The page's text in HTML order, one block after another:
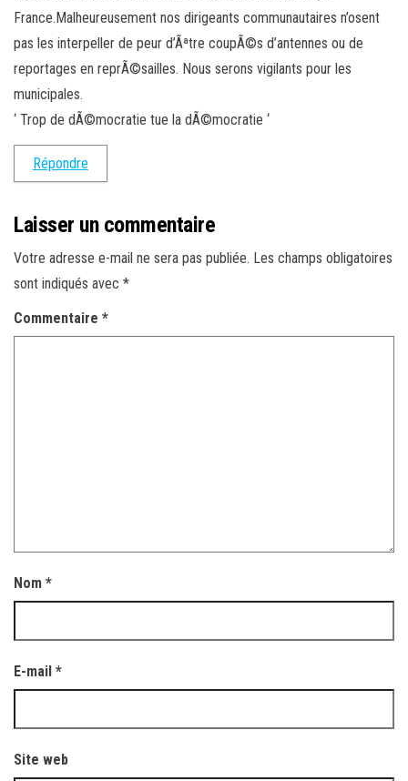
France.Malheureusement nos dirigeants communautaires n’osent
pas les interpeller de peur d’Ãªtre coupÃ©s d’antennes ou de
reportages en reprÃ©sailles. Nous serons vigilants pour les
municipales.
‘ Trop de dÃ©mocratie tue la dÃ©mocratie ‘
Répondre
Laisser un commentaire
Votre adresse e-mail ne sera pas publiée. Les champs obligatoires
sont indiqués avec *
Commentaire *
Nom *
E-mail *
Site web